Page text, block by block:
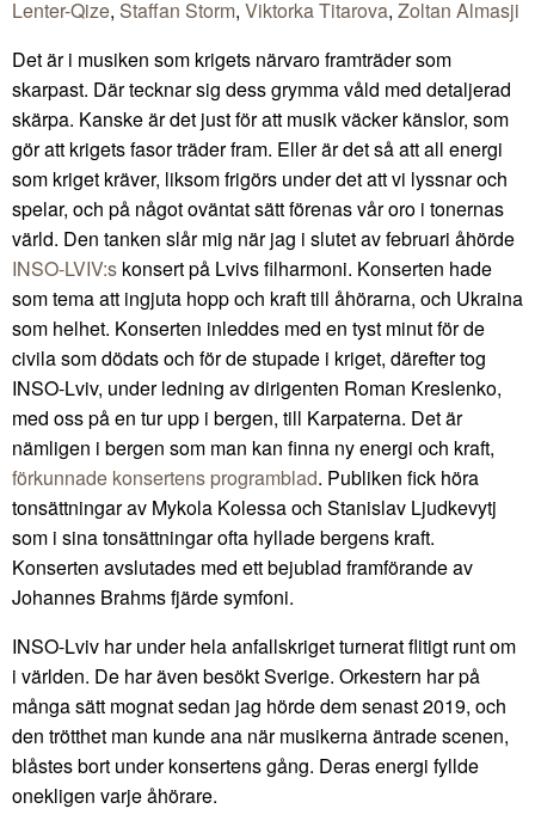
Lenter-Qize, Staffan Storm, Viktorka Titarova, Zoltan Almasji
Det är i musiken som krigets närvaro framträder som
skarpast. Där tecknar sig dess grymma våld med detaljerad
skärpa. Kanske är det just för att musik väcker känslor, som
gör att krigets fasor träder fram. Eller är det så att all energi
som kriget kräver, liksom frigörs under det att vi lyssnar och
spelar, och på något oväntat sätt förenas vår oro i tonernas
värld. Den tanken slår mig när jag i slutet av februari åhörde
INSO-LVIV:s konsert på Lvivs filharmoni. Konserten hade
som tema att ingjuta hopp och kraft till åhörarna, och Ukraina
som helhet. Konserten inleddes med en tyst minut för de
civila som dödats och för de stupade i kriget, därefter tog
INSO-Lviv, under ledning av dirigenten Roman Kreslenko,
med oss på en tur upp i bergen, till Karpaterna. Det är
nämligen i bergen som man kan finna ny energi och kraft,
förkunnade konsertens programblad. Publiken fick höra
tonsättningar av Mykola Kolessa och Stanislav Ljudkevytj
som i sina tonsättningar ofta hyllade bergens kraft.
Konserten avslutades med ett bejublad framförande av
Johannes Brahms fjärde symfoni.
INSO-Lviv har under hela anfallskriget turnerat flitigt runt om
i världen. De har även besökt Sverige. Orkestern har på
många sätt mognat sedan jag hörde dem senast 2019, och
den trötthet man kunde ana när musikerna äntrade scenen,
blåstes bort under konsertens gång. Deras energi fyllde
onekligen varje åhörare.